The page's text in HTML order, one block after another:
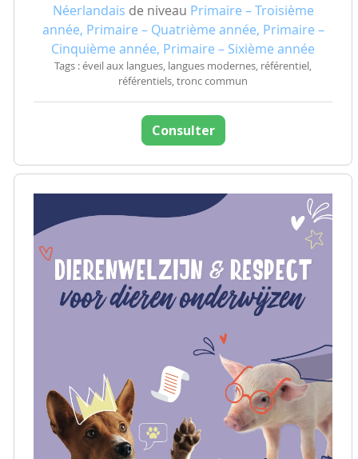
Néerlandais de niveau Primaire – Troisième
année, Primaire – Quatrième année, Primaire –
Cinquième année, Primaire – Sixième année
Tags : éveil aux langues, langues modernes, référentiel,
référentiels, tronc commun
Consulter